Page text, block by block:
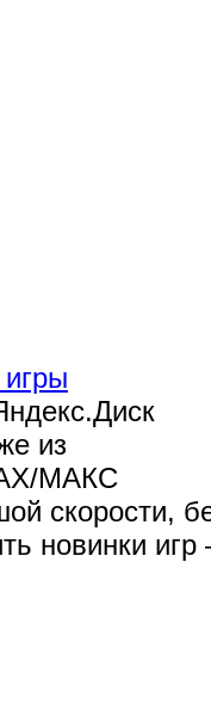
из
МАКС
скорости,
новинки